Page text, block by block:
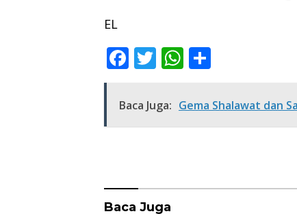
EL
F
e
b
k
T
itt
er
W
at
s
p
ar
e
Baca Juga: Gema Shalawat dan
Baca Juga